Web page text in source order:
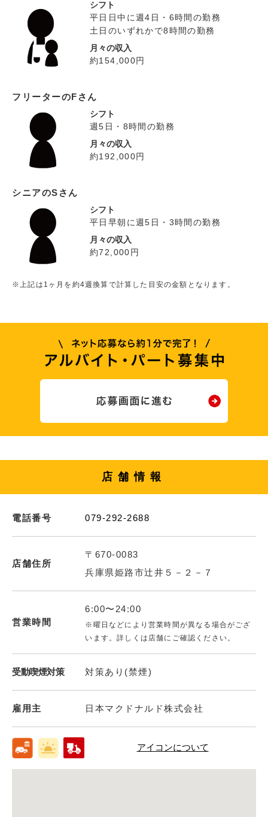
シフト
平日日中に週4日・6時間の勤務
土日のいずれかで8時間の勤務
月々の収入
約154,000円
フリーターのFさん
シフト
週5日・8時間の勤務
月々の収入
約192,000円
シニアのSさん
シフト
平日早朝に週5日・3時間の勤務
月々の収入
約72,000円
※上記は1ヶ月を約4週換算で計算した目安の金額となります。
店舗情報
電話番号 079-292-2688
店舗住所
〒670-0083
兵庫県姫路市辻井５－２－７
営業時間
6:00〜24:00
※曜日などにより営業時間が異なる場合がござ
います。詳しくは店舗にご確認ください。
受動喫煙対策 対策あり(禁煙)
雇用主 日本マクドナルド株式会社
アイコンについて